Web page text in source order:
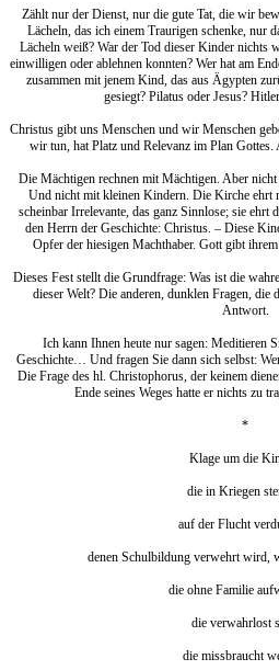
Zählt nur der Dienst, nur die gute Tat, die wir
Lächeln, das ich einem Traurigen schenke, nur
Lächeln weiß? War der Tod dieser Kinder nichts
einwilligen oder ablehnen konnten? Wer hat am
zusammen mit jenem Kind, das aus Ägypten
gesiegt? Pilatus oder Jesus?
Christus gibt uns Menschen und wir Menschen
wir tun, hat Platz und Relevanz im Plan Gottes.
Die Mächtigen rechnen mit Mächtigen. Aber
Und nicht mit kleinen Kindern. Die Kirche ehrt
scheinbar Irrelevante, das ganz Sinnlose; sie ehrt
den Herrn der Geschichte: Christus. – Diese
Opfer der hiesigen Machthaber. Gott gibt
Dieses Fest stellt die Grundfrage: Was ist die
dieser Welt? Die anderen, dunklen Fragen, die
Antwort.
Ich kann Ihnen heute nur sagen: Meditieren
Geschichte… Und fragen Sie dann sich selbst:
Die Frage des hl. Christophorus, der keinem
Ende seines Weges hatte er nichts zu
*
Klage um die
die in Kriegen
auf der Flucht
denen Schulbildung verwehrt wird,
die ohne Familie
die verwahrlost
die missbraucht